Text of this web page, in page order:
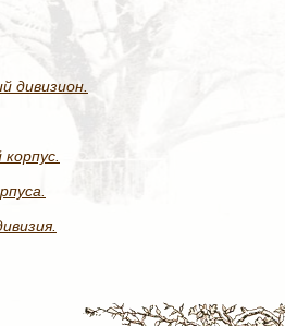
дивизион.